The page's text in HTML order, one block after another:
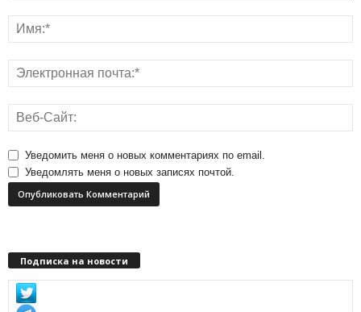
Уведомить меня о новых комментариях по email.
Уведомлять меня о новых записях почтой.
Подписка на новости